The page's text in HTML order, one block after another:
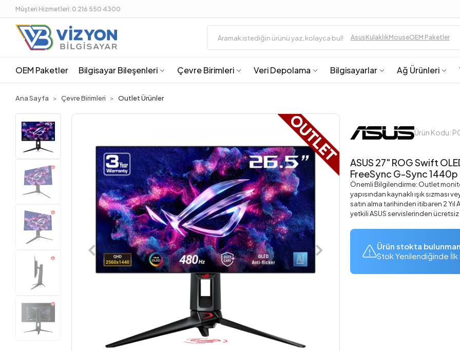
Müşteri Hizmetleri: 0 216 550 4300
AsusKulaklıkMouseOEM Paketler
OEM Paketler Bilgisayar Bileşenleri Çevre Birimleri Veri Depolama Bilgisayarlar Ağ Ürünleri
Ana Sayfa Çevre Birimleri Outlet Ürünler
Ürün Kodu:
ASUS 27" ROG Swift
FreeSync G-Sync
Önemli Bilgilendirme: Outlet
yapısından kaynaklı ışık
satın alma tarihinden itibaren 2
yetkili ASUS servislerinden
Ürün stokta
Stok Yenilendiğinde İlk